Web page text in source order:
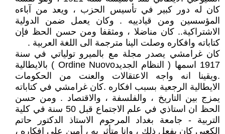
كان له دور كبير في تأسيس الحزب ، ويعد من آباءه
المؤسسين ومن قيادييه . وكان يعمل ضمن الدولية
الاشتراكية.. كان مناضلا ، ومثقفا ومن حسن الحظ فإن
كتاباته وافكاره وصلت الينا مترجمة الى اللغة العربية .
كان غرامشي يصدر مجلة مع بالميرو تولياتي في سنة
1917 اسمها ( النظام الجديدOrdine Nuovo ) بالايطالية
.ويقينا انه واجه الاعتقالات والعنت من الحكومات
الايطالية الرجعية بسبب افكاره .كان غرامشي في كتاباته
يمزج بين التاريخ ، والفلسفة ، والاقتصاد . ومن حسن
الحظ ان استاذي في علم الاجتماع قبل 50 سنة في كلية
التربية - جامعة بغداد المرحوم الاستاذ الدكتور حاتم
الكعبي كان يفعل ذلك ، وانا متأثر به ، أمين على افكاره ،